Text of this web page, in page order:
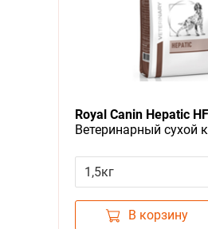
Royal Canin Hepatic
Ветеринарный сухой
Заболевание печени
1,5кг
В корзину